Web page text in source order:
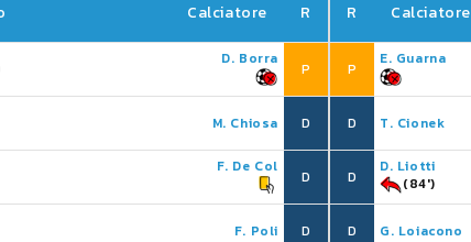
Calciatore R
D. Borra
P
M. Chiosa D
F. De Col
D
F. Poli D
R Calciatore
P
E. Guarna
D T. Cionek
D
D. Liotti
(84')
D G. Loiacono